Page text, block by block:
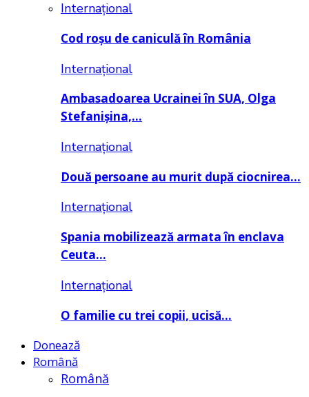
Internațional
Cod roșu de caniculă în România
Internațional
Ambasadoarea Ucrainei în SUA, Olga
Stefanișina,…
Internațional
Două persoane au murit după ciocnirea…
Internațional
Spania mobilizează armata în enclava
Ceuta…
Internațional
O familie cu trei copii, ucisă…
Donează
Română
Română